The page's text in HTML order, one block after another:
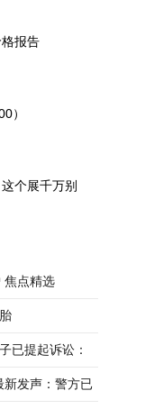
格报告
）
个展千万别
焦点精选
已提起诉讼：
发声：警方已